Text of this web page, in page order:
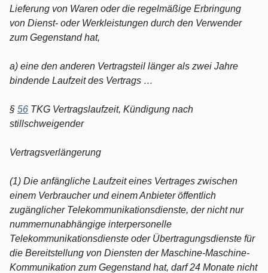
Lieferung von Waren oder die regelmäßige Erbringung
von Dienst- oder Werkleistungen durch den Verwender
zum Gegenstand hat,
a) eine den anderen Vertragsteil länger als zwei Jahre
bindende Laufzeit des Vertrags …
§ 56 TKG Vertragslaufzeit, Kündigung nach
stillschweigender
Vertragsverlängerung
(1) Die anfängliche Laufzeit eines Vertrages zwischen
einem Verbraucher und einem Anbieter öffentlich
zugänglicher Telekommunikationsdienste, der nicht nur
nummernunabhängige interpersonelle
Telekommunikationsdienste oder Übertragungsdienste für
die Bereitstellung von Diensten der Maschine-Maschine-
Kommunikation zum Gegenstand hat, darf 24 Monate nicht